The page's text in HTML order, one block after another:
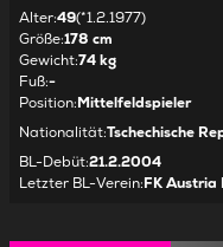
Alter:49(*1.2.1977)
Größe:178 cm
Gewicht:74 kg
Fuß:-
Position:Mittelfeldspieler
Nationalität:Tschechische
BL-Debüt:21.2.2004
Letzter BL-Verein:FK Austria